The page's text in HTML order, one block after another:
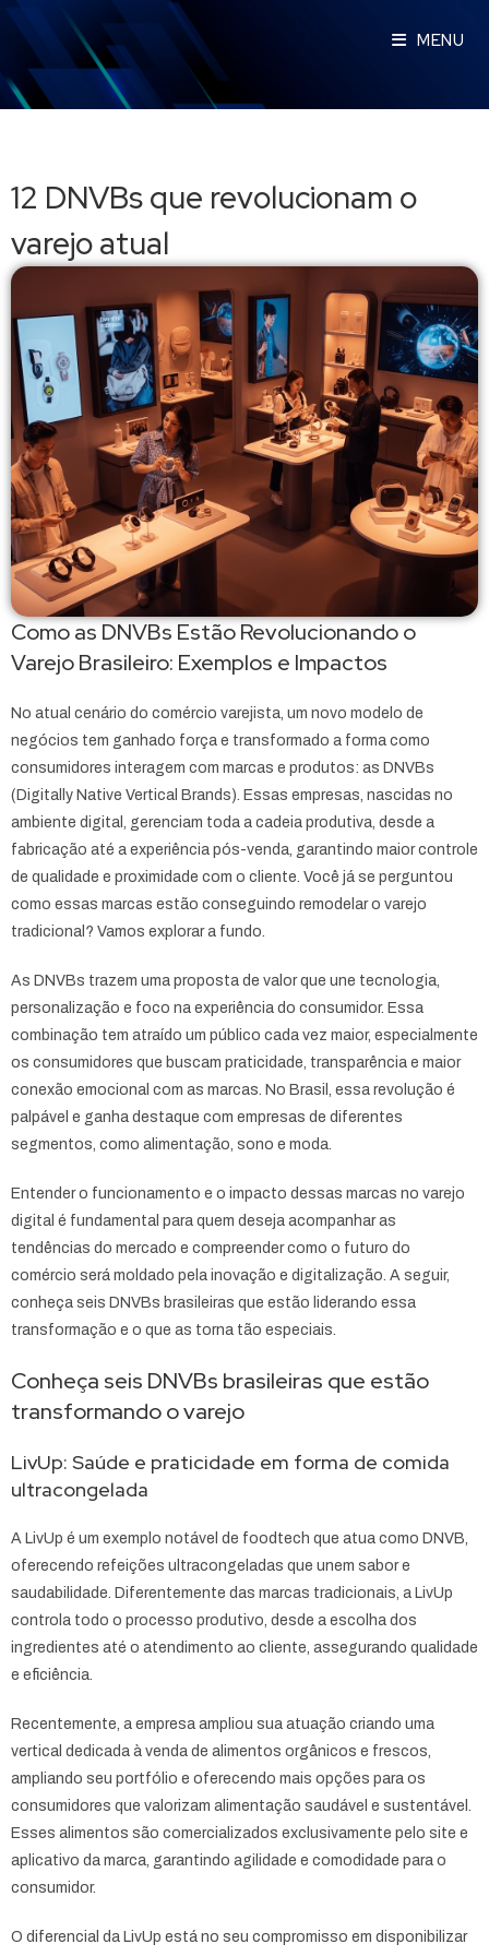
MENU
12 DNVBs que revolucionam o
varejo atual
Como as DNVBs Estão Revolucionando o
Varejo Brasileiro: Exemplos e Impactos
No atual cenário do comércio varejista, um novo modelo de
negócios tem ganhado força e transformado a forma como
consumidores interagem com marcas e produtos: as DNVBs
(Digitally Native Vertical Brands). Essas empresas, nascidas no
ambiente digital, gerenciam toda a cadeia produtiva, desde a
fabricação até a experiência pós-venda, garantindo maior controle
de qualidade e proximidade com o cliente. Você já se perguntou
como essas marcas estão conseguindo remodelar o varejo
tradicional? Vamos explorar a fundo.
As DNVBs trazem uma proposta de valor que une tecnologia,
personalização e foco na experiência do consumidor. Essa
combinação tem atraído um público cada vez maior, especialmente
os consumidores que buscam praticidade, transparência e maior
conexão emocional com as marcas. No Brasil, essa revolução é
palpável e ganha destaque com empresas de diferentes
segmentos, como alimentação, sono e moda.
Entender o funcionamento e o impacto dessas marcas no varejo
digital é fundamental para quem deseja acompanhar as
tendências do mercado e compreender como o futuro do
comércio será moldado pela inovação e digitalização. A seguir,
conheça seis DNVBs brasileiras que estão liderando essa
transformação e o que as torna tão especiais.
Conheça seis DNVBs brasileiras que estão
transformando o varejo
LivUp: Saúde e praticidade em forma de comida
ultracongelada
A LivUp é um exemplo notável de foodtech que atua como DNVB,
oferecendo refeições ultracongeladas que unem sabor e
saudabilidade. Diferentemente das marcas tradicionais, a LivUp
controla todo o processo produtivo, desde a escolha dos
ingredientes até o atendimento ao cliente, assegurando qualidade
e eficiência.
Recentemente, a empresa ampliou sua atuação criando uma
vertical dedicada à venda de alimentos orgânicos e frescos,
ampliando seu portfólio e oferecendo mais opções para os
consumidores que valorizam alimentação saudável e sustentável.
Esses alimentos são comercializados exclusivamente pelo site e
aplicativo da marca, garantindo agilidade e comodidade para o
consumidor.
O diferencial da LivUp está no seu compromisso em disponibilizar